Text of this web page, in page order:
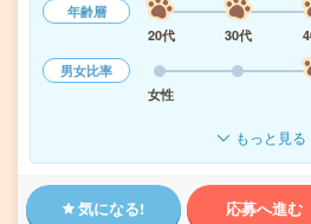
年齢層
20代
30代
男女比率
女性
もっと見る
気になる! 応募へ進む